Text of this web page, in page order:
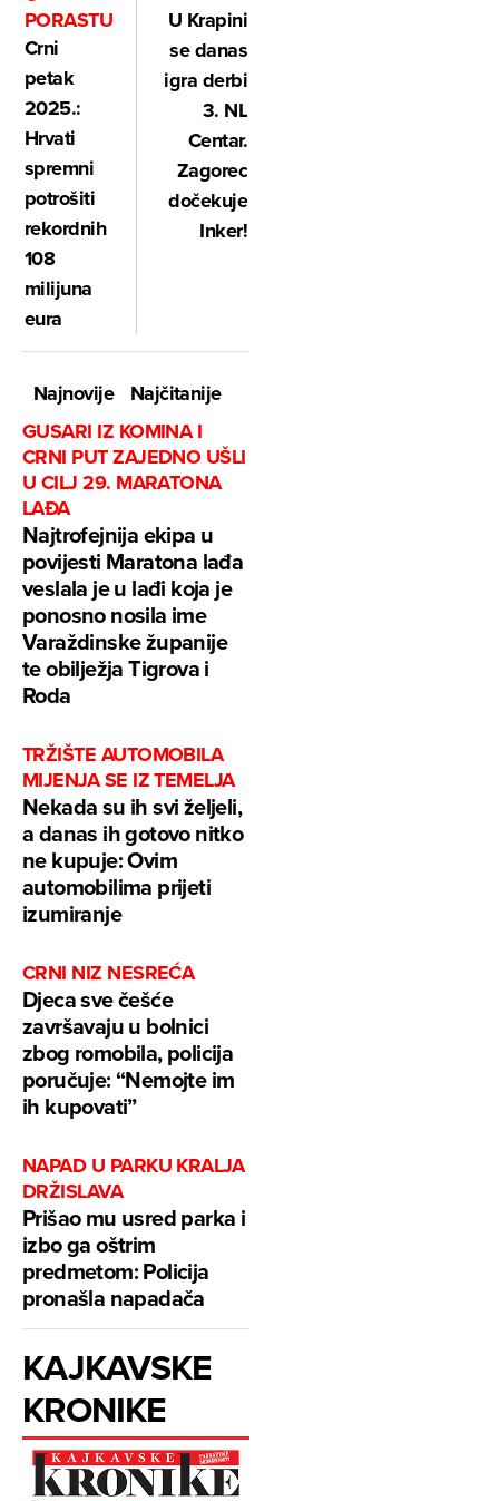
PORASTU
Crni
petak
2025.:
Hrvati
spremni
potrošiti
rekordnih
108
milijuna
eura
U Krapini
se danas
igra derbi
3. NL
Centar.
Zagorec
dočekuje
Inker!
Najnovije
Najčitanije
GUSARI IZ KOMINA I
CRNI PUT ZAJEDNO UŠLI
U CILJ 29. MARATONA
LAĐA
Najtrofejnija ekipa u
povijesti Maratona lađa
veslala je u lađi koja je
ponosno nosila ime
Varaždinske županije
te obilježja Tigrova i
Roda
TRŽIŠTE AUTOMOBILA
MIJENJA SE IZ TEMELJA
Nekada su ih svi željeli,
a danas ih gotovo nitko
ne kupuje: Ovim
automobilima prijeti
izumiranje
CRNI NIZ NESREĆA
Djeca sve češće
završavaju u bolnici
zbog romobila, policija
poručuje: “Nemojte im
ih kupovati”
NAPAD U PARKU KRALJA
DRŽISLAVA
Prišao mu usred parka i
izbo ga oštrim
predmetom: Policija
pronašla napadača
KAJKAVSKE
KRONIKE